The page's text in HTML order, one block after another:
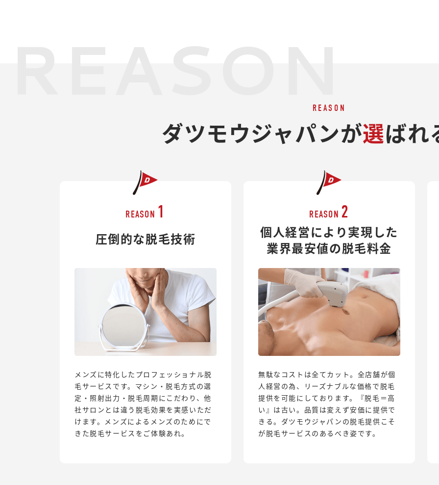
REASON
ダツモウジャパンが選ばれ
REASON 1
圧倒的な脱毛技術
メンズに特化したプロフェッショナル脱
毛サービスです。マシン・脱毛方式の選
定・照射出力・脱毛周期にこだわり、他
社サロンとは違う脱毛効果を実感いただ
けます。メンズによるメンズのためにで
きた脱毛サービスをご体験あれ。
REASON 2
個人経営により実現した
業界最安値の脱毛料金
無駄なコストは全てカット。全店舗が個
人経営の為、リーズナブルな価格で脱毛
提供を可能にしております。『脱毛＝高
い』は古い。品質は変えず安価に提供で
きる。ダツモウジャパンの脱毛提供こそ
が脱毛サービスのあるべき姿です。